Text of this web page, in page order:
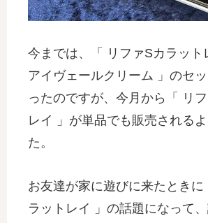
今までは、「 リファSカラット
アイヴェールクリーム 」のセ
ったのですが、今月から「 リ
レイ 」が単品でも販売される
た。
お友達が家に遊びに来たときに
ラットレイ 」の話題になって